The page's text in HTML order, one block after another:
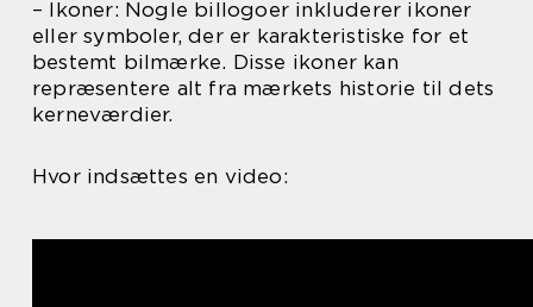
– Ikoner: Nogle billogoer inkluderer ikoner
eller symboler, der er karakteristiske for et
bestemt bilmærke. Disse ikoner kan
repræsentere alt fra mærkets historie til dets
kerneværdier.
Hvor indsættes en video: